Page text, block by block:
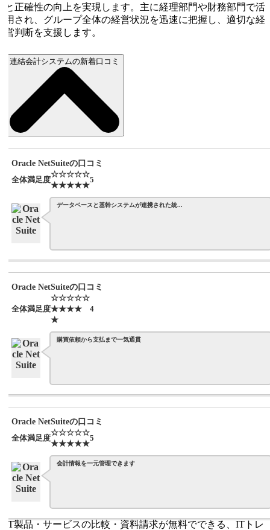
正確性の向上を実現します。主に経理部門や財務部門で活
され、グループ全体の経営状況を迅速に把握し、適切な経
判断を支援します。
連結会計システムの新着口コミ
Oracle NetSuiteの口コミ
全体満足度
☆☆☆☆☆
★★★★★
5
データベースと基幹システムが連携された統...
Oracle NetSuiteの口コミ
全体満足度
☆☆☆☆☆
★★★★
4
購買依頼から支払まで一気通貫
Oracle NetSuiteの口コミ
全体満足度
☆☆☆☆☆
★★★★★
5
会計情報を一元管理できます
製品・サービスの比較・資料請求が無料でできる、ITトレ